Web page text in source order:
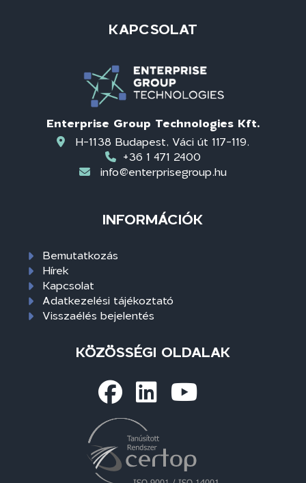
KAPCSOLAT
Enterprise Group Technologies Kft.
H-1138 Budapest, Váci út 117-119.
+36 1 471 2400
info@enterprisegroup.hu
INFORMÁCIÓK
Bemutatkozás
Hírek
Kapcsolat
Adatkezelési tájékoztató
Visszaélés bejelentés
KÖZÖSSÉGI OLDALAK